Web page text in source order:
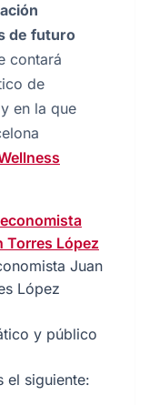
de futuro
contará
de
en la que
Juan
López
y público
el siguiente: